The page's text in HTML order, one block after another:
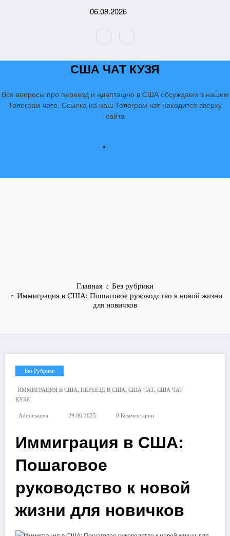
06.08.2026
США ЧАТ КУЗЯ
Все вопросы про переезд и адаптацию в США обсуждаем в нашем
Телеграм чате. Ссылка на наш Телеграм чат находится вверху
сайта
Главная
Без рубрики
Иммиграция в США: Пошаговое руководство к новой жизни
для новичков
Без Рубрики
ИММИГРАЦИЯ В США, ПЕРЕЕЗД В США, США ЧАТ, США ЧАТ
КУЗЯ
Adminsauna 29.06.2025 0 Комментарии
Иммиграция в США:
Пошаговое
руководство к новой
жизни для новичков